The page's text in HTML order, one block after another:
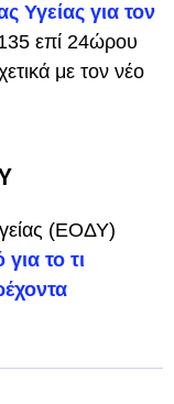
Υγείας για τον
επί 24ώρου
με τον νέο
(ΕΟΔΥ)
το τι